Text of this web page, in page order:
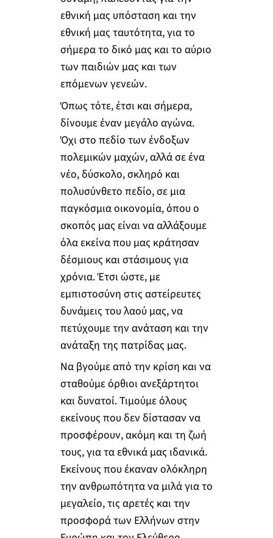
εθνική μας υπόσταση και την
εθνική μας ταυτότητα, για το
σήμερα το δικό μας και το αύριο
των παιδιών μας και των
επόμενων γενεών.
Όπως τότε, έτσι και σήμερα,
δίνουμε έναν μεγάλο αγώνα.
Όχι στο πεδίο των ένδοξων
πολεμικών μαχών, αλλά σε ένα
νέο, δύσκολο, σκληρό και
πολυσύνθετο πεδίο, σε μια
παγκόσμια οικονομία, όπου ο
σκοπός μας είναι να αλλάξουμε
όλα εκείνα που μας κράτησαν
δέσμιους και στάσιμους για
χρόνια. Έτσι ώστε, με
εμπιστοσύνη στις αστείρευτες
δυνάμεις του λαού μας, να
πετύχουμε την ανάταση και την
ανάταξη της πατρίδας μας.
Να βγούμε από την κρίση και να
σταθούμε όρθιοι ανεξάρτητοι
και δυνατοί. Τιμούμε όλους
εκείνους που δεν δίστασαν να
προσφέρουν, ακόμη και τη ζωή
τους, για τα εθνικά μας ιδανικά.
Εκείνους που έκαναν ολόκληρη
την ανθρωπότητα να μιλά για το
μεγαλείο, τις αρετές και την
προσφορά των Ελλήνων στην